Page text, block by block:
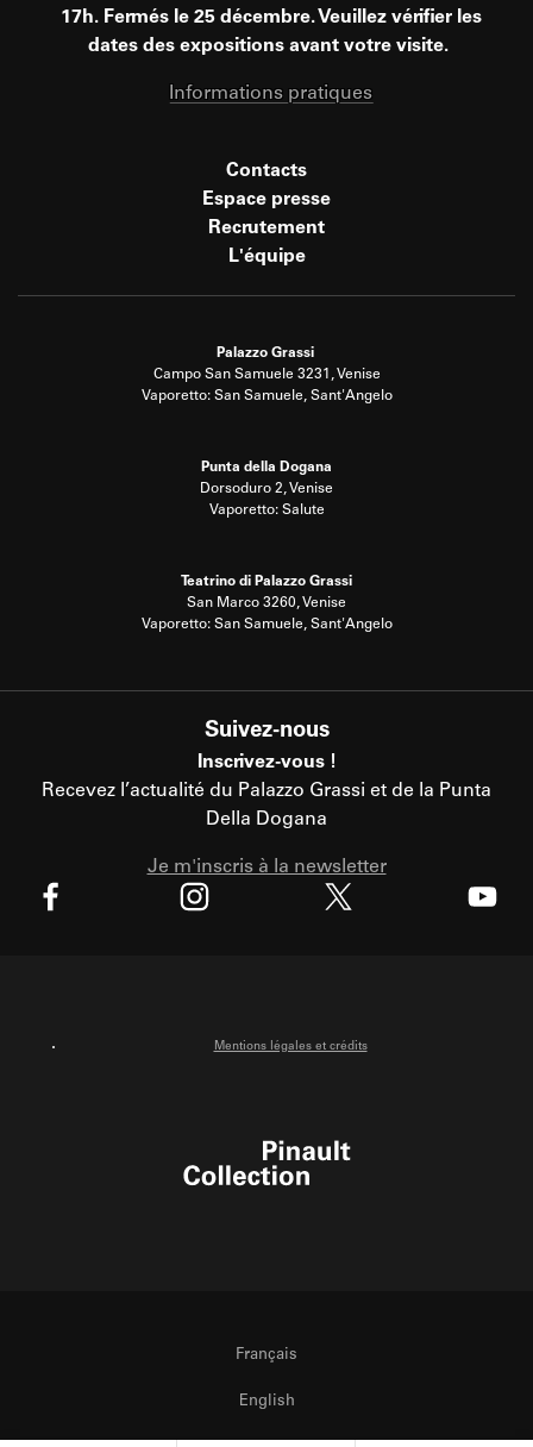
17h. Fermés le 25 décembre. Veuillez vérifier les
dates des expositions avant votre visite.
Informations pratiques
Contacts
Espace presse
Recrutement
L'équipe
Palazzo Grassi
Campo San Samuele 3231, Venise
Vaporetto: San Samuele, Sant'Angelo
Punta della Dogana
Dorsoduro 2, Venise
Vaporetto: Salute
Teatrino di Palazzo Grassi
San Marco 3260, Venise
Vaporetto: San Samuele, Sant'Angelo
Suivez-nous
Inscrivez-vous !
Recevez l’actualité du Palazzo Grassi et de la Punta
Della Dogana
Je m'inscris à la newsletter
Mentions légales et crédits
Français
English